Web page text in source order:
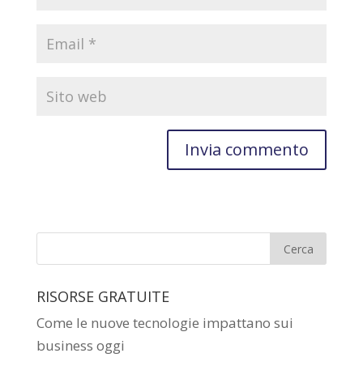
RISORSE GRATUITE
Come le nuove tecnologie impattano sui
business oggi